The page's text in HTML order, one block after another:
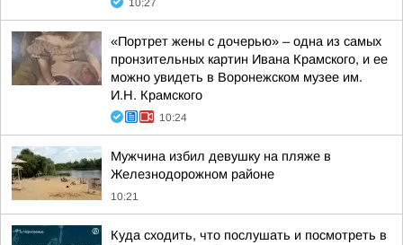
10:27
«Портрет жены с дочерью» – одна из самых
пронзительных картин Ивана Крамского, и ее
можно увидеть в Воронежском музее им.
И.Н. Крамского
10:24
Мужчина избил девушку на пляже в
Железнодорожном районе
10:21
Куда сходить, что послушать и посмотреть в